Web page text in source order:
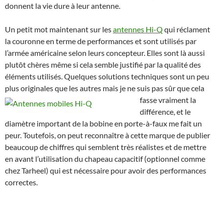
donnent la vie dure à leur antenne.
Un petit mot maintenant sur lesantennes Hi-Q qui réclament
la couronne en terme de performances et sont utilisés par
l’armée américaine selon leurs concepteur. Elles sont là aussi
plutôt chères même si cela semble justifié par la qualité des
éléments utilisés. Quelques solutions techniques sont un peu
plus originales que les autres mais je ne suis pas sûr que cela
fasse vraiment la
différence, et le
diamètre important de la bobine en porte-à-faux me fait un
peur. Toutefois, on peut reconnaître à cette marque de publier
beaucoup de chiffres qui semblent très réalistes et de mettre
en avant l’utilisation du chapeau capacitif (optionnel comme
chez Tarheel) qui est nécessaire pour avoir des performances
correctes.